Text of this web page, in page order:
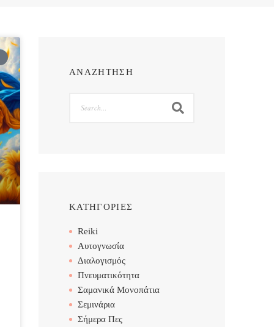
ΑΝΑΖΗΤΗΣΗ
ΚΑΤΗΓΟΡΙΕΣ
Reiki
Αυτογνωσία
Διαλογισμός
Πνευματικότητα
Σαμανικά Μονοπάτια
Σεμινάρια
Σήμερα Πες